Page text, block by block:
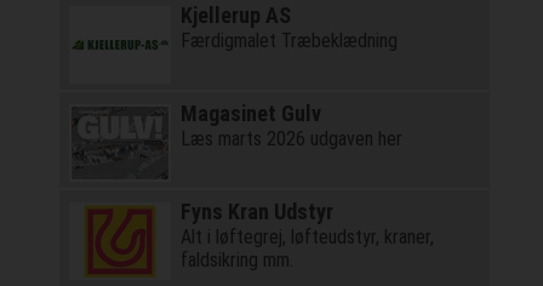
Kjellerup AS
Færdigmalet Træbeklædning
Magasinet Gulv
Læs marts 2026 udgaven her
Fyns Kran Udstyr
Alt i løftegrej, løfteudstyr, kraner,
faldsikring mm.